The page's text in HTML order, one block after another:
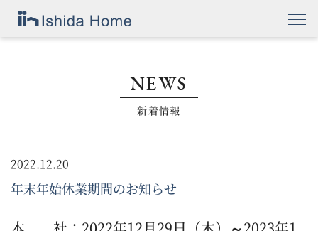
NEWS
新着情報
2022.12.20
年末年始休業期間のお知らせ